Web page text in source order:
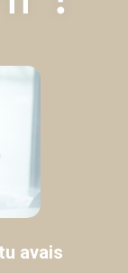
avais